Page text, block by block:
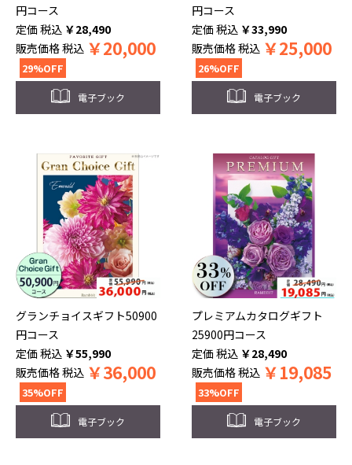
円コース
税込 ￥28,490
販売価格税込 ￥20,000
29%OFF
電子ブック
円コース
税込 ￥33,990
販売価格税込 ￥25,000
26%OFF
電子ブック
グランチョイスギフト50900
円コース
税込 ￥55,990
販売価格税込 ￥36,000
35%OFF
電子ブック
プレミアムカタログギフト
25900円コース
税込 ￥28,490
販売価格税込 ￥19,085
33%OFF
電子ブック